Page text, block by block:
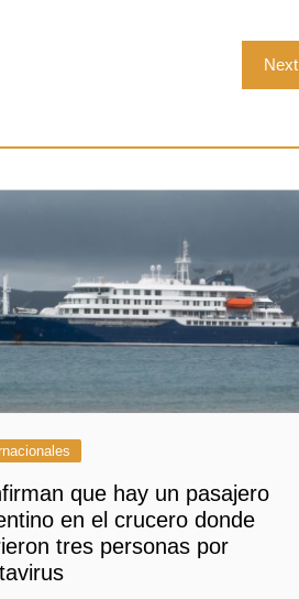
Next
que hay un pasajero
en el crucero donde
tres personas por